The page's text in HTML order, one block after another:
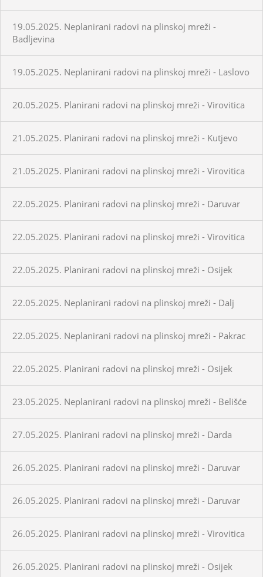
19.05.2025. Neplanirani radovi na plinskoj mreži -
Badljevina
19.05.2025. Neplanirani radovi na plinskoj mreži - Laslovo
20.05.2025. Planirani radovi na plinskoj mreži - Virovitica
21.05.2025. Planirani radovi na plinskoj mreži - Kutjevo
21.05.2025. Planirani radovi na plinskoj mreži - Virovitica
22.05.2025. Planirani radovi na plinskoj mreži - Daruvar
22.05.2025. Planirani radovi na plinskoj mreži - Virovitica
22.05.2025. Planirani radovi na plinskoj mreži - Osijek
22.05.2025. Neplanirani radovi na plinskoj mreži - Dalj
22.05.2025. Neplanirani radovi na plinskoj mreži - Pakrac
22.05.2025. Planirani radovi na plinskoj mreži - Osijek
23.05.2025. Neplanirani radovi na plinskoj mreži - Belišće
27.05.2025. Planirani radovi na plinskoj mreži - Darda
26.05.2025. Planirani radovi na plinskoj mreži - Daruvar
26.05.2025. Planirani radovi na plinskoj mreži - Daruvar
26.05.2025. Planirani radovi na plinskoj mreži - Virovitica
26.05.2025. Planirani radovi na plinskoj mreži - Osijek